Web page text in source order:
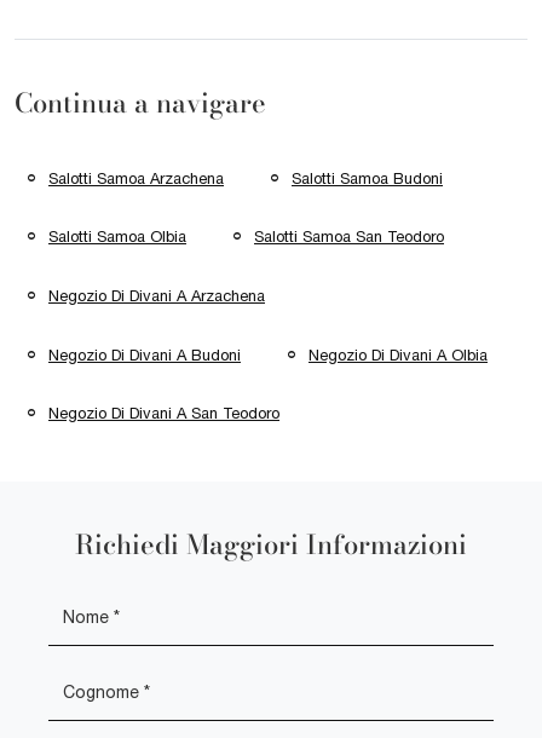
Continua a navigare
Salotti Samoa Arzachena Salotti Samoa Budoni
Salotti Samoa Olbia Salotti Samoa San Teodoro
Negozio Di Divani A Arzachena
Negozio Di Divani A Budoni Negozio Di Divani A Olbia
Negozio Di Divani A San Teodoro
Richiedi Maggiori Informazioni